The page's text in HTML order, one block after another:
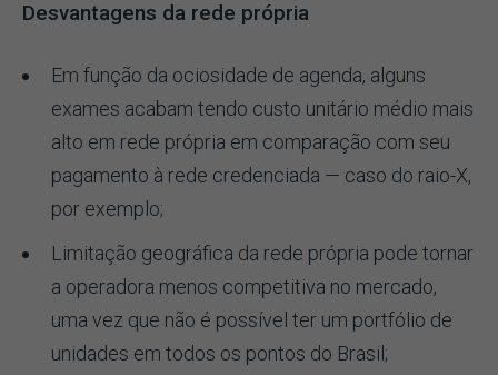
Desvantagens da rede própria
Em função da ociosidade de agenda, alguns
exames acabam tendo custo unitário médio mais
alto em rede própria em comparação com seu
pagamento à rede credenciada — caso do raio-X,
por exemplo;
Limitação geográfica da rede própria pode tornar
a operadora menos competitiva no mercado,
uma vez que não é possível ter um portfólio de
unidades em todos os pontos do Brasil;